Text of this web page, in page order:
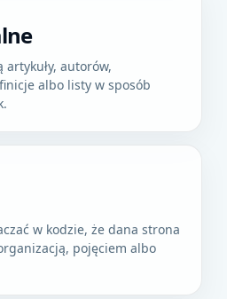
autorów,
albo listy w sposób
w kodzie, że dana strona
pojęciem albo